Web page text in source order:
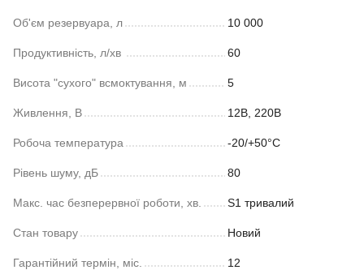
Об'єм резервуара, л 10 000
Продуктивність, л/хв 60
Висота "сухого" всмоктування, м 5
Живлення, В 12В, 220В
Робоча температура -20/+50°С
Рівень шуму, дБ 80
Макс. час безперервної роботи, хв. S1 тривалий
Стан товару Новий
Гарантійний термін, міс. 12